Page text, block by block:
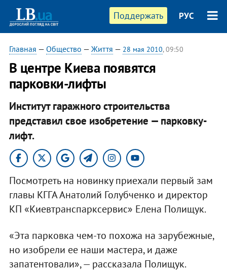
Поддержать РУС
Главная — Общество — Життя — 28 мая 2010, 09:50
В центре Киева появятся
парковки-лифты
Институт гаражного строительства
представил свое изобретение — парковку-
лифт.
Посмотреть на новинку приехали первый зам
главы КГГА Анатолий Голубченко и директор
КП «Киевтранспарксервис» Елена Полищук.
«Эта парковка чем-то похожа на зарубежные,
но изобрели ее наши мастера, и даже
запатентовали», — рассказала Полищук.